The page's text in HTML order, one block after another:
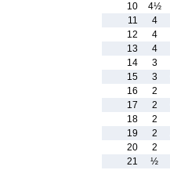
10
4½
11
4
12
4
13
4
14
3
15
3
16
2
17
2
18
2
19
2
20
2
21
½